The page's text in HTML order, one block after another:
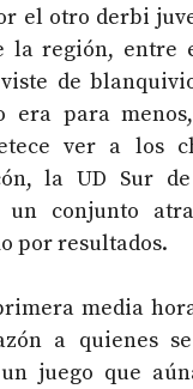
el otro derbi
la región, entre
de
era para
ver a los
la UD Sur
un conjunto
por resultados.
media
a quienes
juego que